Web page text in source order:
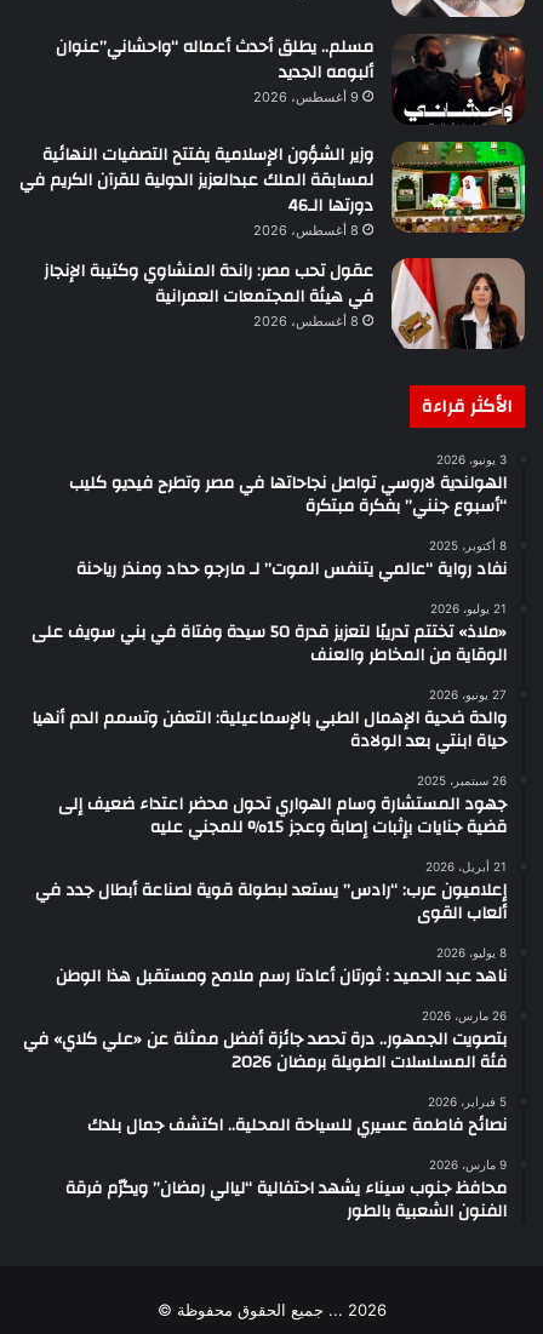
مسلم.. يطلق أحدث أعماله “واحشاني”عنوان
ألبومه الجديد
9 أغسطس، 2026
وزير الشؤون الإسلامية يفتتح التصفيات النهائية
لمسابقة الملك عبدالعزيز الدولية للقرآن الكريم في
دورتها الـ46
8 أغسطس، 2026
عقول تحب مصر: راندة المنشاوي وكتيبة الإنجاز
في هيئة المجتمعات العمرانية
8 أغسطس، 2026
الأكثر قراءة
3 يونيو، 2026
الهولندية لاروسي تواصل نجاحاتها في مصر وتطرح فيديو كليب
“أسبوع جنني” بفكرة مبتكرة
8 أكتوبر، 2025
نفاد رواية “عالمي يتنفس الموت” لـ مارجو حداد ومنذر رياحنة
21 يوليو، 2026
«ملاذ» تختتم تدريبًا لتعزيز قدرة 50 سيدة وفتاة في بني سويف على
الوقاية من المخاطر والعنف
27 يونيو، 2026
والدة ضحية الإهمال الطبي بالإسماعيلية: التعفن وتسمم الدم أنهيا
حياة ابنتي بعد الولادة
26 سبتمبر، 2025
جهود المستشارة وسام الهواري تحول محضر اعتداء ضعيف إلى
قضية جنايات بإثبات إصابة وعجز 15% للمجني عليه
21 أبريل، 2026
إعلاميون عرب: “رادس” يستعد لبطولة قوية لصناعة أبطال جدد في
ألعاب القوى
8 يوليو، 2026
ناهد عبد الحميد : ثورتان أعادتا رسم ملامح ومستقبل هذا الوطن
26 مارس، 2026
بتصويت الجمهور.. درة تحصد جائزة أفضل ممثلة عن «علي كلاي» في
فئة المسلسلات الطويلة برمضان 2026
5 فبراير، 2026
نصائح فاطمة عسيري للسياحة المحلية.. اكتشف جمال بلدك
9 مارس، 2026
محافظ جنوب سيناء يشهد احتفالية “ليالي رمضان” ويكرّم فرقة
الفنون الشعبية بالطور
2026 ... جميع الحقوق محفوظة ©